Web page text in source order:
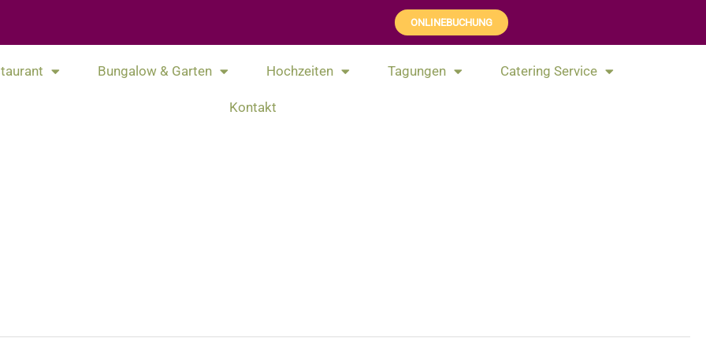
ONLINEBUCHUNG
Bungalow & Garten Hochzeiten Tagungen Catering Service
Kontakt